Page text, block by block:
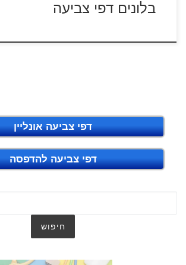
בלונים דפי צביעה
דפי צביעה אונליין
דפי צביעה להדפסה